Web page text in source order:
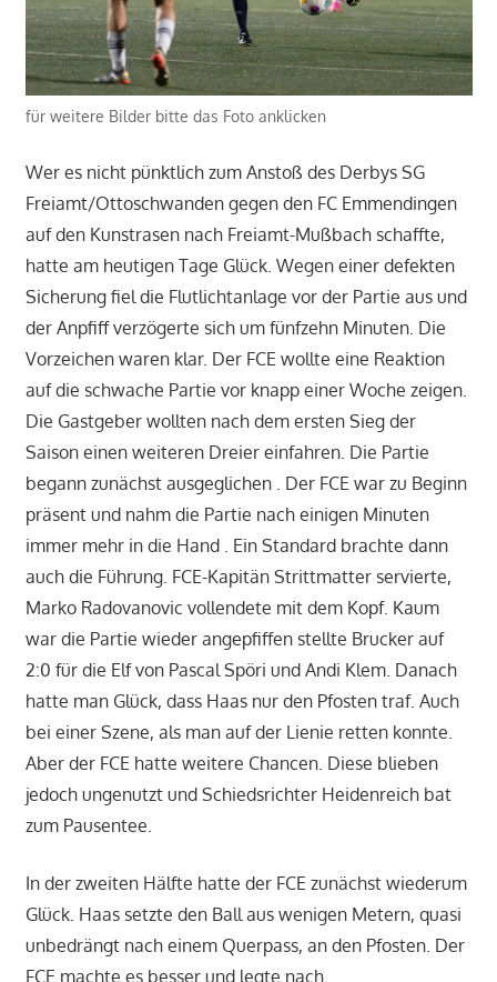
für weitere Bilder bitte das Foto anklicken
Wer es nicht pünktlich zum Anstoß des Derbys SG
Freiamt/Ottoschwanden gegen den FC Emmendingen
auf den Kunstrasen nach Freiamt-Mußbach schaffte,
hatte am heutigen Tage Glück. Wegen einer defekten
Sicherung fiel die Flutlichtanlage vor der Partie aus und
der Anpfiff verzögerte sich um fünfzehn Minuten. Die
Vorzeichen waren klar. Der FCE wollte eine Reaktion
auf die schwache Partie vor knapp einer Woche zeigen.
Die Gastgeber wollten nach dem ersten Sieg der
Saison einen weiteren Dreier einfahren. Die Partie
begann zunächst ausgeglichen . Der FCE war zu Beginn
präsent und nahm die Partie nach einigen Minuten
immer mehr in die Hand . Ein Standard brachte dann
auch die Führung. FCE-Kapitän Strittmatter servierte,
Marko Radovanovic vollendete mit dem Kopf. Kaum
war die Partie wieder angepfiffen stellte Brucker auf
2:0 für die Elf von Pascal Spöri und Andi Klem. Danach
hatte man Glück, dass Haas nur den Pfosten traf. Auch
bei einer Szene, als man auf der Lienie retten konnte.
Aber der FCE hatte weitere Chancen. Diese blieben
jedoch ungenutzt und Schiedsrichter Heidenreich bat
zum Pausentee.
In der zweiten Hälfte hatte der FCE zunächst wiederum
Glück. Haas setzte den Ball aus wenigen Metern, quasi
unbedrängt nach einem Querpass, an den Pfosten. Der
FCE machte es besser und legte nach.